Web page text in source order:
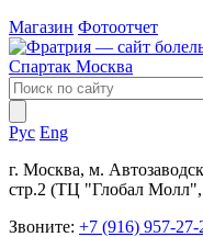
Магазин Фотоотчет
Рус Eng
г. Москва, м.
стр.2 (ТЦ "Глобал
Звоните: +7 (916) 957-27-